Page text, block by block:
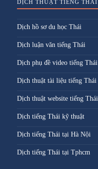
DỊCH THUẬT TIẾNG THÁI
Dịch hồ sơ du học Thái
Dịch luận văn tiếng Thái
Dịch phụ đề video tiếng Thái
Dịch thuật tài liệu tiếng Thái
Dịch thuật website tiếng Thái
Dịch tiếng Thái kỹ thuật
Dịch tiếng Thái tại Hà Nội
Dịch tiếng Thái tại Tphcm